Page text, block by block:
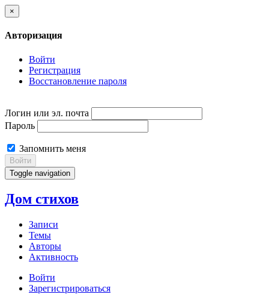
×
Авторизация
Войти
Регистрация
Восстановление пароля
Логин или эл. почта
Пароль
Запомнить меня
Войти
Toggle navigation
Дом стихов
Записи
Темы
Авторы
Активность
Войти
Зарегистрироваться